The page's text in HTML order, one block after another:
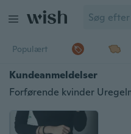
Populært
Kundeanmeldelser